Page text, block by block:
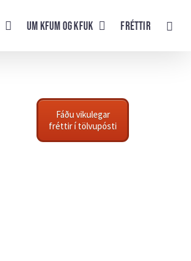
UM KFUM og KFUK Fréttir
Fáðu vikulegar
fréttir í tölvupósti